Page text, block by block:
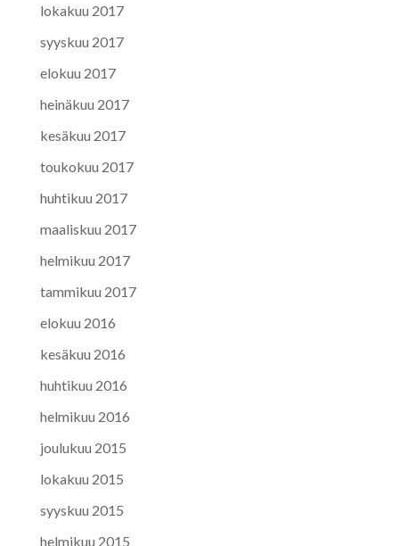
lokakuu 2017
syyskuu 2017
elokuu 2017
heinäkuu 2017
kesäkuu 2017
toukokuu 2017
huhtikuu 2017
maaliskuu 2017
helmikuu 2017
tammikuu 2017
elokuu 2016
kesäkuu 2016
huhtikuu 2016
helmikuu 2016
joulukuu 2015
lokakuu 2015
syyskuu 2015
helmikuu 2015